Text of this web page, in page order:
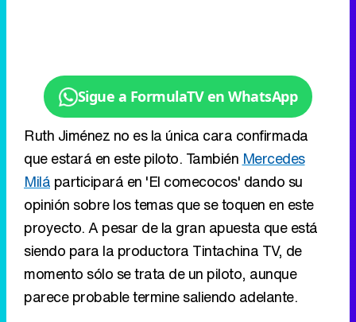
Sigue a FormulaTV en WhatsApp
Ruth Jiménez no es la única cara confirmada
que estará en este piloto. También Mercedes
Milá participará en 'El comecocos' dando su
opinión sobre los temas que se toquen en este
proyecto. A pesar de la gran apuesta que está
siendo para la productora Tintachina TV, de
momento sólo se trata de un piloto, aunque
parece probable termine saliendo adelante.